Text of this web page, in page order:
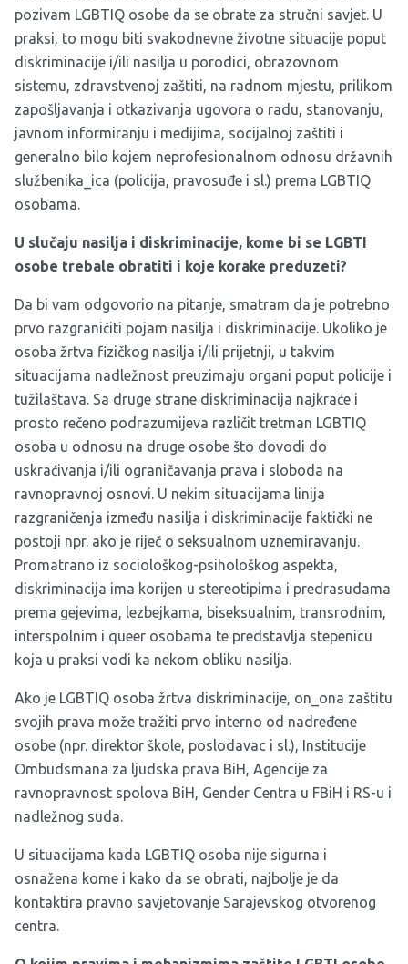
pozivam LGBTIQ osobe da se obrate za stručni savjet. U
praksi, to mogu biti svakodnevne životne situacije poput
diskriminacije i/ili nasilja u porodici, obrazovnom
sistemu, zdravstvenoj zaštiti, na radnom mjestu, prilikom
zapošljavanja i otkazivanja ugovora o radu, stanovanju,
javnom informiranju i medijima, socijalnoj zaštiti i
generalno bilo kojem neprofesionalnom odnosu državnih
službenika_ica (policija, pravosuđe i sl.) prema LGBTIQ
osobama.
U slučaju nasilja i diskriminacije, kome bi se LGBTI
osobe trebale obratiti i koje korake preduzeti?
Da bi vam odgovorio na pitanje, smatram da je potrebno
prvo razgraničiti pojam nasilja i diskriminacije. Ukoliko je
osoba žrtva fizičkog nasilja i/ili prijetnji, u takvim
situacijama nadležnost preuzimaju organi poput policije i
tužilaštava. Sa druge strane diskriminacija najkraće i
prosto rečeno podrazumijeva različit tretman LGBTIQ
osoba u odnosu na druge osobe što dovodi do
uskraćivanja i/ili ograničavanja prava i sloboda na
ravnopravnoj osnovi. U nekim situacijama linija
razgraničenja između nasilja i diskriminacije faktički ne
postoji npr. ako je riječ o seksualnom uznemiravanju.
Promatrano iz sociološkog-psihološkog aspekta,
diskriminacija ima korijen u stereotipima i predrasudama
prema gejevima, lezbejkama, biseksualnim, transrodnim,
interspolnim i queer osobama te predstavlja stepenicu
koja u praksi vodi ka nekom obliku nasilja.
Ako je LGBTIQ osoba žrtva diskriminacije, on_ona zaštitu
svojih prava može tražiti prvo interno od nadređene
osobe (npr. direktor škole, poslodavac i sl.), Institucije
Ombudsmana za ljudska prava BiH, Agencije za
ravnopravnost spolova BiH, Gender Centra u FBiH i RS-u i
nadležnog suda.
U situacijama kada LGBTIQ osoba nije sigurna i
osnažena kome i kako da se obrati, najbolje je da
kontaktira pravno savjetovanje Sarajevskog otvorenog
centra.